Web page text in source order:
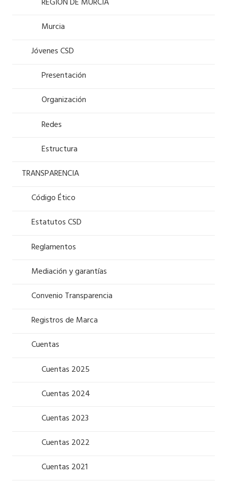
Murcia
Jóvenes CSD
Presentación
Organización
Redes
Estructura
TRANSPARENCIA
Código Ético
Estatutos CSD
Reglamentos
Mediación y garantías
Convenio Transparencia
Registros de Marca
Cuentas
Cuentas 2025
Cuentas 2024
Cuentas 2023
Cuentas 2022
Cuentas 2021